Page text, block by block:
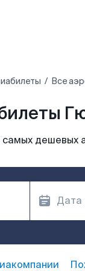
Все
самых дешевых